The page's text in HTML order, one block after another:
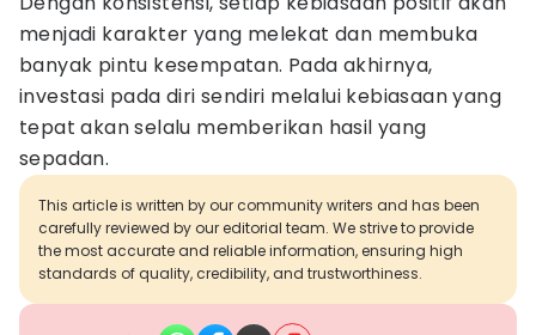
menjadi karakter yang melekat dan membuka
banyak pintu kesempatan. Pada akhirnya,
investasi pada diri sendiri melalui kebiasaan yang
tepat akan selalu memberikan hasil yang
sepadan.
This article is written by our community writers and has been
carefully reviewed by our editorial team. We strive to provide
the most accurate and reliable information, ensuring high
standards of quality, credibility, and trustworthiness.